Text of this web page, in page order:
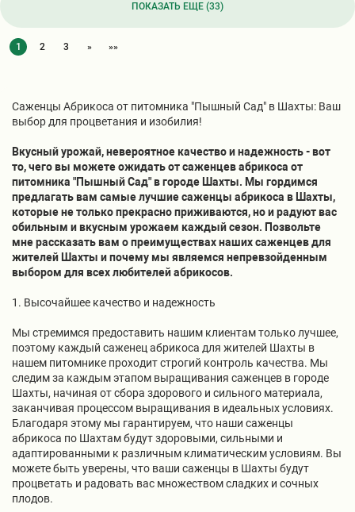
ПОКАЗАТЬ ЕЩЕ (33)
1 2 3 » »»
Саженцы Абрикоса от питомника "Пышный Сад" в Шахты: Ваш
выбор для процветания и изобилия!
Вкусный урожай, невероятное качество и надежность - вот
то, чего вы можете ожидать от саженцев абрикоса от
питомника "Пышный Сад" в городе Шахты. Мы гордимся
предлагать вам самые лучшие саженцы абрикоса в Шахты,
которые не только прекрасно приживаются, но и радуют вас
обильным и вкусным урожаем каждый сезон. Позвольте
мне рассказать вам о преимуществах наших саженцев для
жителей Шахты и почему мы являемся непревзойденным
выбором для всех любителей абрикосов.
1. Высочайшее качество и надежность
Мы стремимся предоставить нашим клиентам только лучшее,
поэтому каждый саженец абрикоса для жителей Шахты в
нашем питомнике проходит строгий контроль качества. Мы
следим за каждым этапом выращивания саженцев в городе
Шахты, начиная от сбора здорового и сильного материала,
заканчивая процессом выращивания в идеальных условиях.
Благодаря этому мы гарантируем, что наши саженцы
абрикоса по Шахтам будут здоровыми, сильными и
адаптированными к различным климатическим условиям. Вы
можете быть уверены, что ваши саженцы в Шахты будут
процветать и радовать вас множеством сладких и сочных
плодов.